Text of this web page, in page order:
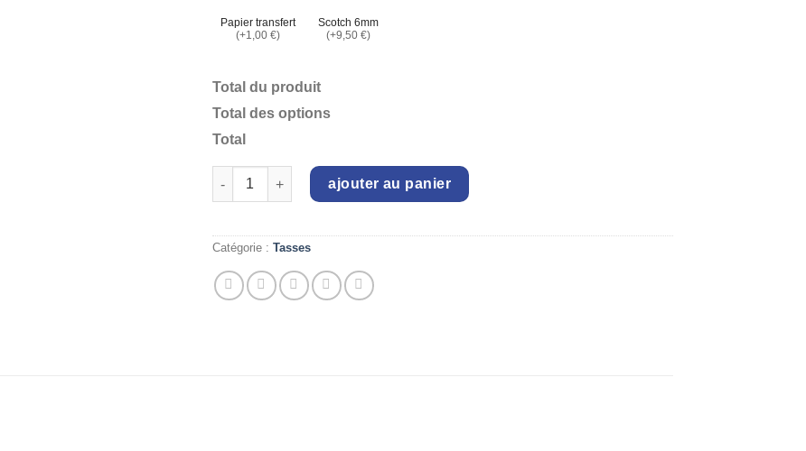
Papier transfert
(+1,00 €)
Scotch 6mm
(+9,50 €)
Total du produit
Total des options
Total
quantité de Tasse Flore
ajouter au panier
Catégorie : Tasses